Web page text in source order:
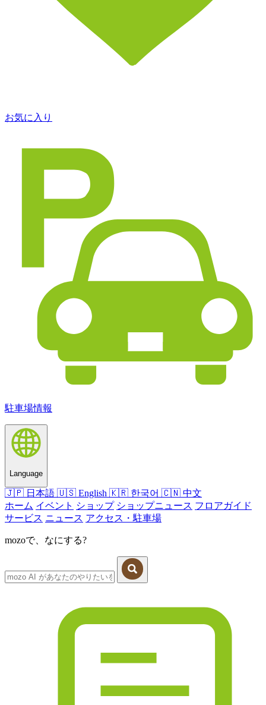
お気に入り
駐車場情報
Language
🇯🇵 日本語 🇺🇸 English 🇰🇷 한국어 🇨🇳 中文
ホーム イベント ショップ ショップニュース フロアガイド
サービス ニュース アクセス・駐車場
mozoで、なにする?